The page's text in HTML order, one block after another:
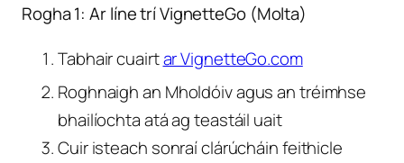
Rogha 1: Ar líne trí VignetteGo (Molta)
Tabhair cuairtar VignetteGo.com
Roghnaigh an Mholdóiv agus an tréimhse
bhailíochta atá ag teastáil uait
Cuir isteach sonraí clárúcháin feithicle